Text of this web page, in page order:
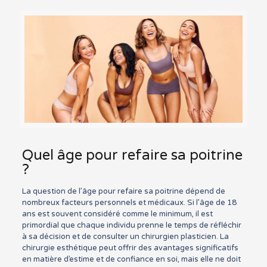
Quel âge pour refaire sa poitrine
?
La question de l’âge pour refaire sa poitrine dépend de
nombreux facteurs personnels et médicaux. Si l’âge de 18
ans est souvent considéré comme le minimum, il est
primordial que chaque individu prenne le temps de réfléchir
à sa décision et de consulter un chirurgien plasticien. La
chirurgie esthétique peut offrir des avantages significatifs
en matière d’estime et de confiance en soi, mais elle ne doit